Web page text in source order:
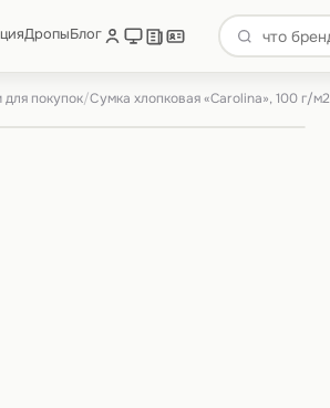
ДропыБлог
покупок/Сумка хлопковая «Carolina», 100 г/м2